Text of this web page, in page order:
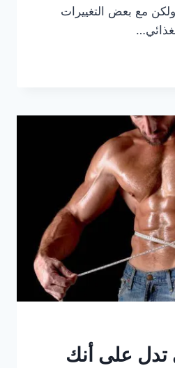
مع بعض التغييرات
تدل على أنك